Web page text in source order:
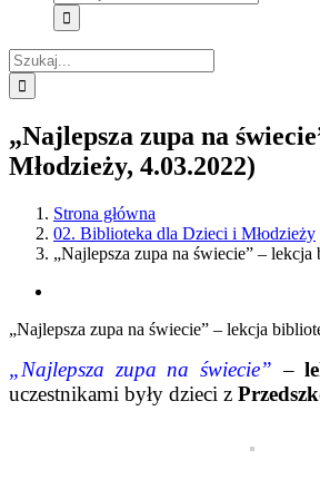
Szukaj
„Najlepsza zupa na
Młodzieży, 4.03.2022)
Strona główna
02. Biblioteka dla Dzieci i Młodzieży
„Najlepsza zupa na świecie” –
Image
„Najlepsza zupa na świecie” – lekcja
„Najlepsza zupa na świecie” –
uczestnikami były dzieci z